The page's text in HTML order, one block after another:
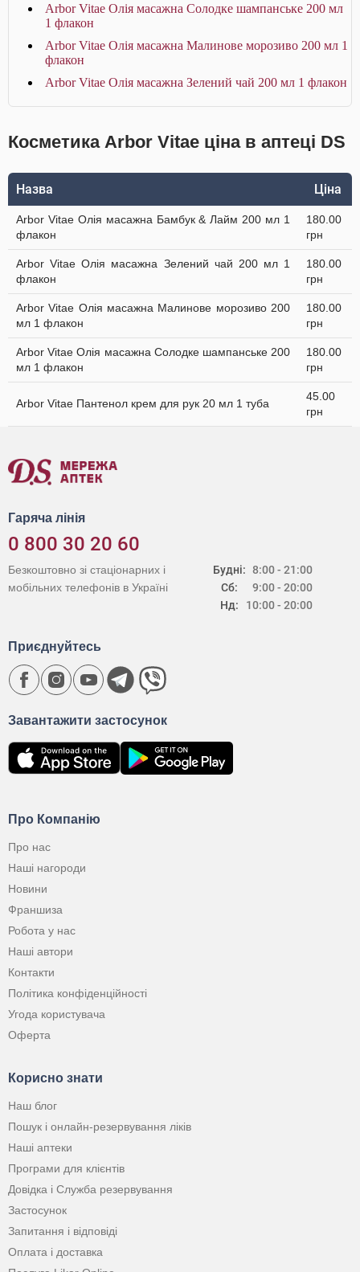
Arbor Vitae Олія масажна Солодке шампанське 200 мл
1 флакон
Arbor Vitae Олія масажна Малинове морозиво 200 мл 1
флакон
Arbor Vitae Олія масажна Зелений чай 200 мл 1 флакон
Косметика Arbor Vitae ціна в аптеці DS
Назва Ціна
Arbor Vitae Олія масажна Бамбук & Лайм 200 мл 1
флакон
180.00
грн
Arbor Vitae Олія масажна Зелений чай 200 мл 1
флакон
180.00
грн
Arbor Vitae Олія масажна Малинове морозиво 200
мл 1 флакон
180.00
грн
Arbor Vitae Олія масажна Солодке шампанське 200
мл 1 флакон
180.00
грн
Arbor Vitae Пантенол крем для рук 20 мл 1 туба
45.00
грн
Гаряча лінія
0 800 30 20 60
Будні:
Сб:
Нд:
8:00 - 21:00
9:00 - 20:00
10:00 - 20:00
Безкоштовно зі стаціонарних і
мобільних телефонів в Україні
Про Компанію
Про нас
Наші нагороди
Новини
Франшиза
Робота у нас
Наші автори
Контакти
Політика конфіденційності
Угода користувача
Оферта
Корисно знати
Наш блог
Пошук і онлайн-резервування ліків
Наші аптеки
Програми для клієнтів
Довідка і Служба резервування
Застосунок
Запитання і відповіді
Оплата і доставка
Завантажити застосунок
Приєднуйтесь